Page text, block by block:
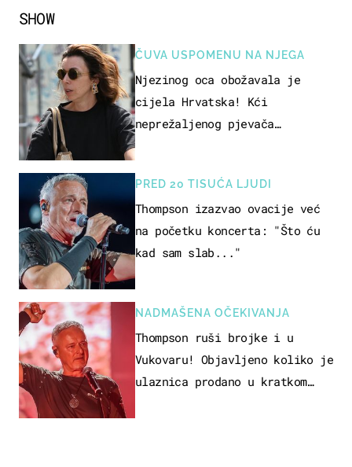
SHOW
ČUVA USPOMENU NA NJEGA
Njezinog oca obožavala je
cijela Hrvatska! Kći
neprežaljenog pjevača
PRED 20 TISUĆA LJUDI
Thompson izazvao ovacije već
na početku koncerta: "Što ću
kad sam slab..."
NADMAŠENA OČEKIVANJA
Thompson ruši brojke i u
Vukovaru! Objavljeno koliko je
ulaznica prodano u kratkom